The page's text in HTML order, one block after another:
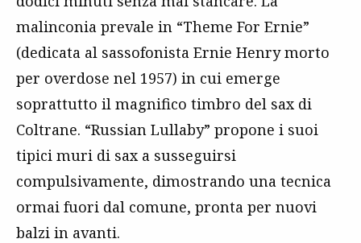
malinconia prevale in “Theme For Ernie”
(dedicata al sassofonista Ernie Henry morto
per overdose nel 1957) in cui emerge
soprattutto il magnifico timbro del sax di
Coltrane. “Russian Lullaby” propone i suoi
tipici muri di sax a susseguirsi
compulsivamente, dimostrando una tecnica
ormai fuori dal comune, pronta per nuovi
balzi in avanti.